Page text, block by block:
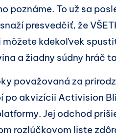
poznáme. To už sa
presvedčiť, že
kdekoľvek
a žiadny súdny hráč
považovaná za
po akvizícii Activision
Jej odchod
rozlúčkovom liste